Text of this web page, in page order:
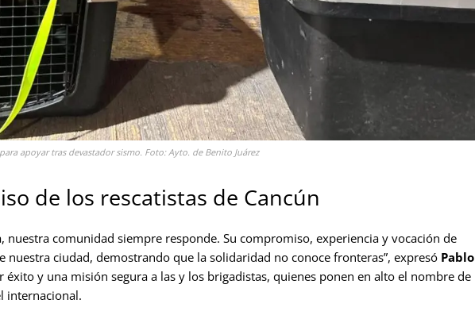
apoyar tras devastador sismo. Foto: Ayto. de Benito Juárez
de los rescatistas de Cancún
nuestra comunidad siempre responde. Su compromiso, experiencia y vocación de
nuestra ciudad, demostrando que la solidaridad no conoce fronteras”, expresó Pablo
éxito y una misión segura a las y los brigadistas, quienes ponen en alto el nombre de
internacional.